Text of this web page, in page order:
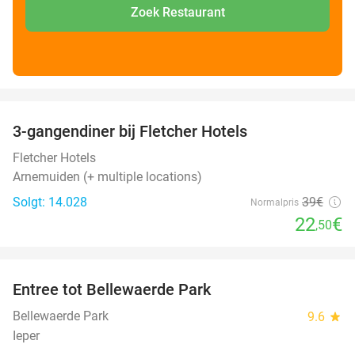
Zoek Restaurant
3-gangendiner bij Fletcher Hotels
Fletcher Hotels
Arnemuiden (+ multiple locations)
Solgt: 14.028
Normalpris 39€
22,50€
Entree tot Bellewaerde Park
Bellewaerde Park 9.6 star
Ieper